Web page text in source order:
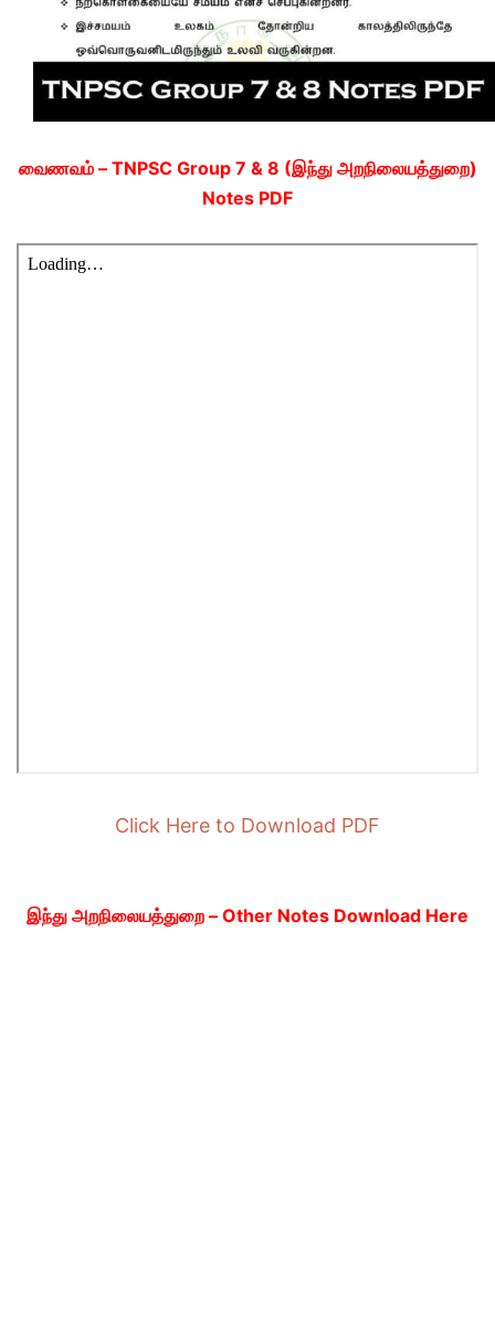
வைணவம் – TNPSC Group 7 & 8 (இந்து அறநிலையத்துறை)
Notes PDF
Click Here to Download PDF
இந்து அறநிலையத்துறை – Other Notes Download Here